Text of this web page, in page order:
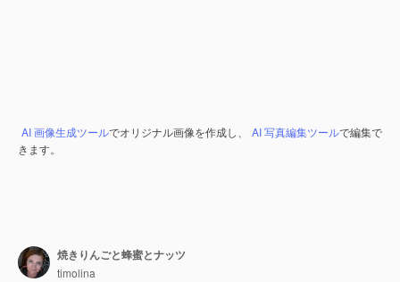
AI 画像生成ツールでオリジナル画像を作成し、 AI 写真編集ツールで編集で
きます。
焼きりんごと蜂蜜とナッツ
timolina